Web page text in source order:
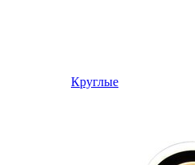
Круглые